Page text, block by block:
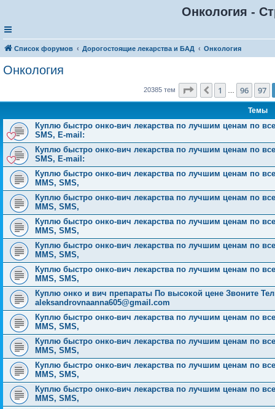
Онкология -
Список форумов Дорогостоящие лекарства и БАД Онкология
Онкология
20385 тем Страница 98из 816
Пред.
1 96 97
Темы
Куплю быстро онко-вич лекарства по лучшим ценам по
SMS, E-mail:
Куплю быстро онко-вич лекарства по лучшим ценам по
SMS, E-mail:
Куплю быстро онко-вич лекарства по лучшим ценам по
MMS, SMS,
Куплю быстро онко-вич лекарства по лучшим ценам по
MMS, SMS,
Куплю быстро онко-вич лекарства по лучшим ценам по
MMS, SMS,
Куплю быстро онко-вич лекарства по лучшим ценам по
MMS, SMS,
Куплю быстро онко-вич лекарства по лучшим ценам по
MMS, SMS,
Куплю онко и вич препараты По высокой цене Звоните
aleksandrovnaanna605@gmail.com
Куплю быстро онко-вич лекарства по лучшим ценам по
MMS, SMS,
Куплю быстро онко-вич лекарства по лучшим ценам по
MMS, SMS,
Куплю быстро онко-вич лекарства по лучшим ценам по
MMS, SMS,
Куплю быстро онко-вич лекарства по лучшим ценам по
MMS, SMS,